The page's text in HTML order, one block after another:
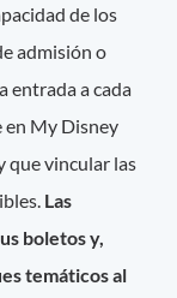
de los
admisión o
entrada a cada
en My Disney
que vincular las
Las
boletos y,
temáticos al